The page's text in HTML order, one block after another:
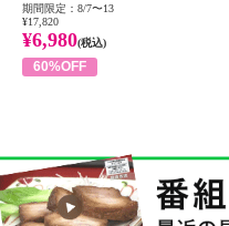
期間限定：8/7〜13
¥17,820
¥6,980(税込)
60%OFF